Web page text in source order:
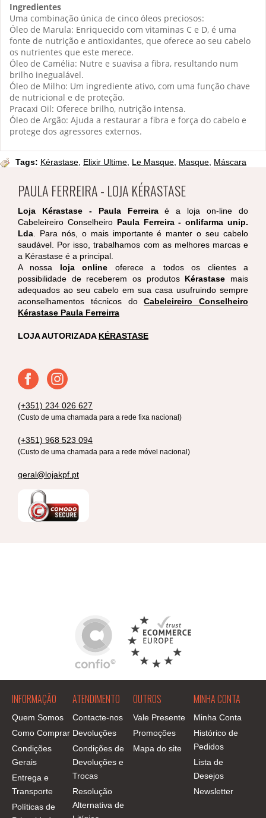
Ingredientes
Uma combinação única de cinco óleos preciosos:
Óleo de Marula: Enriquecido com vitaminas C e D, é uma
fonte de nutrição e antioxidantes, que oferece ao seu cabelo
os nutrientes que este merece.
Óleo de Camélia: Nutre e suavisa a fibra, resultando num
brilho inegualável.
Óleo de Milho: Um ingrediente ativo, com uma função chave
de nutricional e de proteção.
Pracaxi Oil: Oferece brilho, nutrição intensa.
Óleo de Argão: Ajuda a restaurar a fibra e força do cabelo e
protege dos agressores externos.
Tags: Kérastase Elixir Ultime Le Masque Masque Máscara
PAULA FERREIRA - LOJA KÉRASTASE
Loja Kérastase - Paula Ferreiraé a loja on-line do
Cabeleireiro ConselheiroPaula Ferreira - onlifarma unip.
Lda. Para nós, o mais importante é manter o seu cabelo
saudável. Por isso, trabalhamos com as melhores marcas e
a Kérastase é a principal.
A nossa loja online oferece a todos os clientes a
possibilidade de receberem os produtos Kérastase mais
adequados ao seu cabelo em sua casa usufruindo sempre
aconselhamentos técnicos doCabeleireiro Conselheiro
Kérastase Paula Ferreirra
LOJA AUTORIZADA KÉRASTASE
(+351) 234 026 627
(Custo de uma chamada para a rede fixa nacional)
(+351) 968 523 094
(Custo de uma chamada para a rede móvel nacional)
geral@lojakpf.pt
INFORMAÇÃO
Quem Somos
Como Comprar
Condições
Gerais
Entrega e
Transporte
Políticas de
ATENDIMENTO
Contacte-nos
Devoluções
Condições de
Devoluções e
Trocas
Resolução
Alternativa de
OUTROS
Vale Presente
Promoções
Mapa do site
MINHA CONTA
Minha Conta
Histórico de
Pedidos
Lista de
Desejos
Newsletter